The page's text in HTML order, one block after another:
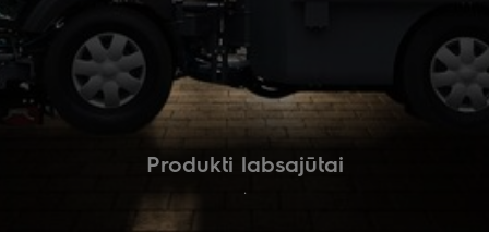
Produkti labsajūtai
.